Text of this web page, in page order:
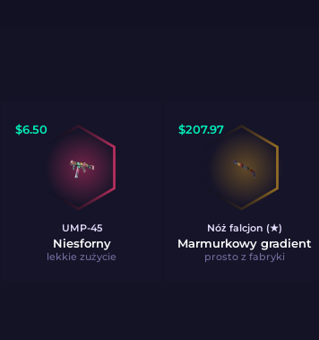
$6.50
UMP-45
Niesforny
lekkie zużycie
$207.97
Nóż falcjon (★)
Marmurkowy gradient
prosto z fabryki